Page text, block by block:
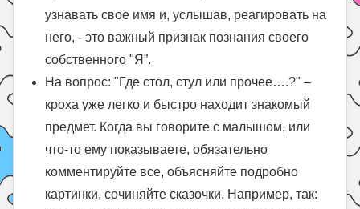
узнавать свое имя и, услышав, реагировать на
него, - это важный признак познания своего
собственного "Я”.
На вопрос: "Где стол, стул или прочее….?" –
кроха уже легко и быстро находит знакомый
предмет. Когда вы говорите с малышом, или
что-то ему показываете, обязательно
комментируйте все, объясняйте подробно
картинки, сочиняйте сказочки. Например, так: